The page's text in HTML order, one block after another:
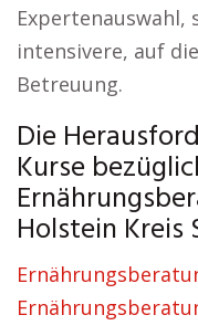
Expertenauswahl,
intensivere, auf
Betreuung.
Die
Kurse
Holstein Kreis